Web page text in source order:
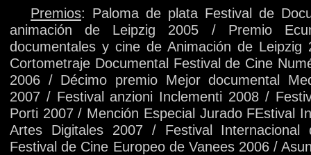
Premios: Paloma de plata Festival de
animación de Leipzig 2005 / Premio
documentales y cine de Animación de Leipzig
Cortometraje Documental Festival de Cine
2006 / Décimo premio Mejor documental
2007 / Festival anzioni Inclementi 2008 /
Porti 2007 / Mención Especial Jurado FEstival
Artes Digitales 2007 / Festival
Festival de Cine Europeo de Vanees 2006 /